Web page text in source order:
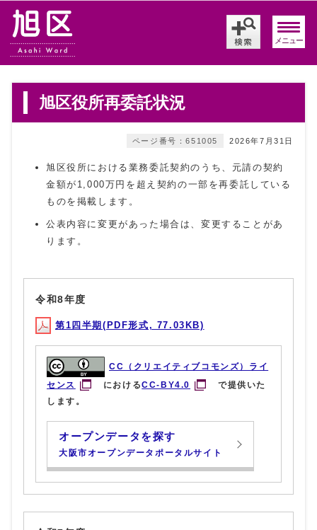
メニュー
旭区役所再委託状況
2026年7月31日
ページ番号：651005
旭区役所における業務委託契約のうち、元請の契約
金額が1,000万円を超え契約の一部を再委託している
ものを掲載します。
公表内容に変更があった場合は、変更することがあ
ります。
令和8年度
第1四半期(PDF形式, 77.03KB)
CC（クリエイティブコモンズ）ライ
センス
におけるCC-BY4.0
で提供いた
します。
オープンデータを探す
大阪市オープンデータポータルサイト